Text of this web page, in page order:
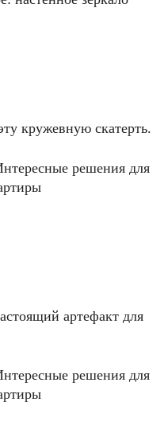
кружевную скатерть.
артефакт для